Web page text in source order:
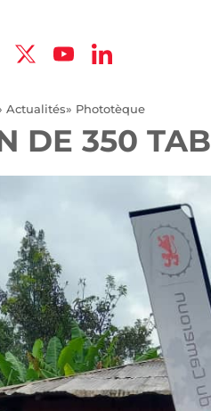
Actualités» Phototèque
DE 350